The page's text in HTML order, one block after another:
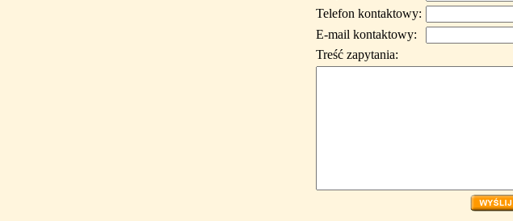
Telefon kontaktowy:
E-mail kontaktowy:
Treść zapytania: